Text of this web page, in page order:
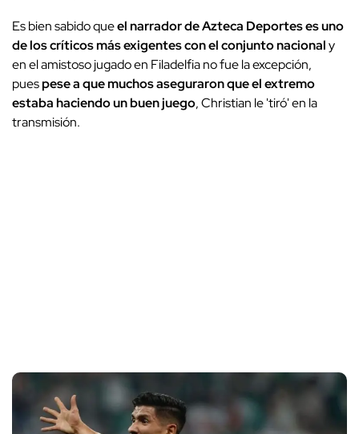
Es bien sabido queel narrador de Azteca Deportes es uno
de los críticos más exigentes con el conjunto nacionaly
en el amistoso jugado en Filadelfia no fue la excepción,
puespese a que muchos aseguraron que el extremo
estaba haciendo un buen juego, Christian le 'tiró' en la
transmisión.